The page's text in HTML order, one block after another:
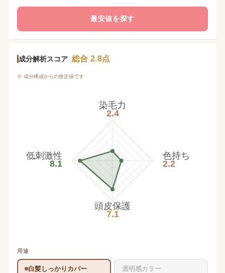
最安値を探す
成分解析スコア 総合 2.8点
※ 成分構成からの推定値です
染毛力
2.4
色持ち
2.2
頭皮保護
7.1
低刺激性
8.1
用途
白髪しっかりカバー 透明感カラー